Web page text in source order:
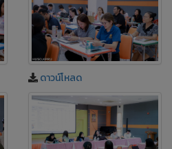
ดาวน์โหลด